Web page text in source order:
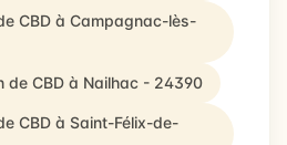
CBD à Campagnac-lès-
de CBD à Nailhac - 24390
CBD à Saint-Félix-de-